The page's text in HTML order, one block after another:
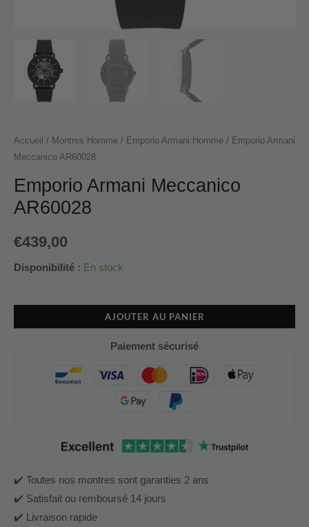
Accueil / Montres Homme / Emporio Armani Homme / Emporio Armani
Meccanico AR60028
Emporio Armani Meccanico
AR60028
€439,00
Disponibilité : En stock
AJOUTER AU PANIER
Paiement sécurisé
✔️ Toutes nos montres sont garanties 2 ans
✔️ Satisfait ou remboursé 14 jours
✔️ Livraison rapide